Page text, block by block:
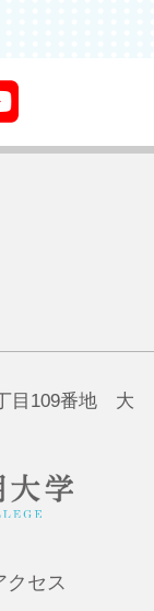
目109番地 大
クセス